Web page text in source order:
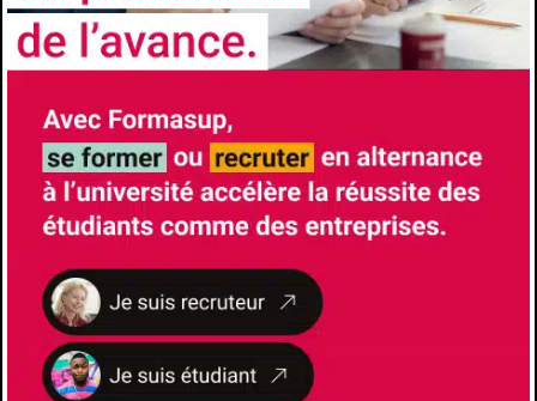
Comment candidater
https://polytech.univ-
cotedazur.fr/formations/formations-
ingenieurs/ingenieur-batiments
Les avantages de l'alternance
Formation à l’école et formation chez
l’employeur- Insertion professionnelle accrue
à l’issue du diplôme- Diplôme Universitaires
reconnus et visés par l’État
CONTACTS